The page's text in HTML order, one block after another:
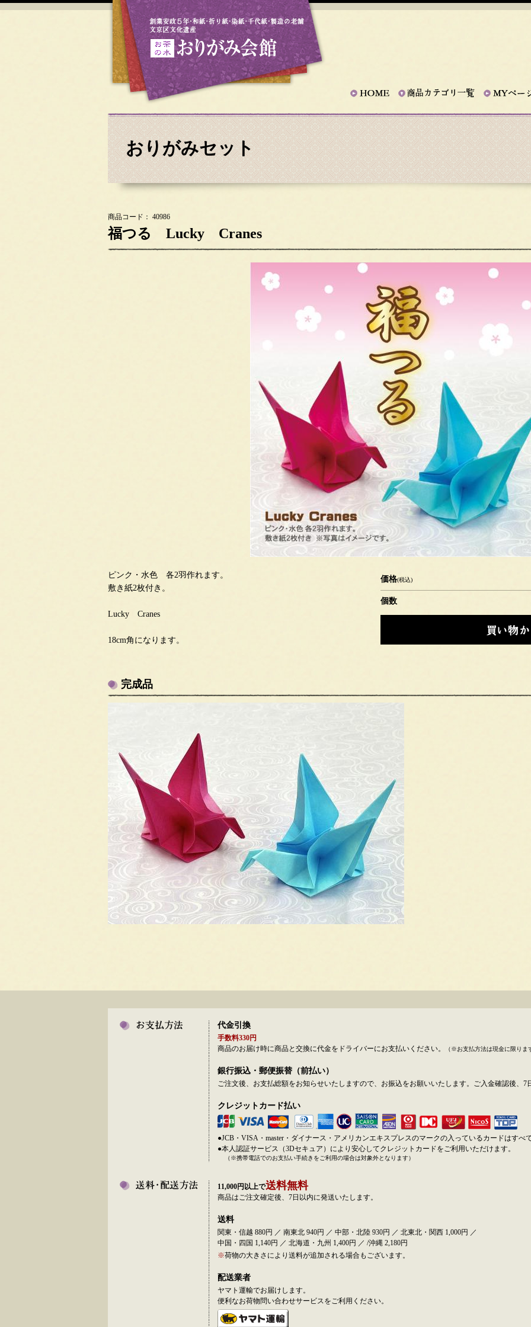
おりがみセット
商品コード： 40986
福つる Lucky Cranes
ピンク・水色 各2羽作れます。
敷き紙2枚付き。
Lucky Cranes
18cm角になります。
価格(税込)
個数
完成品
代金引換
手数料330円
商品のお届け時に商品と交換に代金をドライバーにお支払いください。
（※お支払方法は現金に限りま
銀行振込・郵便振替（前払い）
ご注文後、お支払総額をお知らせいたしますので、お振込をお願いいたします。ご入金確認後、7
クレジットカード払い
●JCB・VISA・master・ダイナース・アメリカンエキスプレスのマークの入っているカードはすべ
●本人認証サービス（3Dセキュア）により安心してクレジットカードをご利用いただけます。
（※携帯電話でのお支払い手続きをご利用の場合は対象外となります）
11,000円以上で送料無料
商品はご注文確定後、7日以内に発送いたします。
送料
関東・信越 880円 ／ 南東北 940円 ／ 中部・北陸 930円 ／ 北東北・関西 1,000円 ／
中国・四国 1,140円 ／ 北海道・九州 1,400円 ／ /沖縄 2,180円
※荷物の大きさにより送料が追加される場合もございます。
配送業者
ヤマト運輸でお届けします。
便利なお荷物問い合わせサービスをご利用ください。